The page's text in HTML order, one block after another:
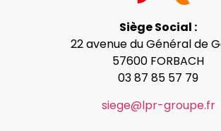
Siège Social :
22 avenue du Général de
57600 FORBACH
03 87 85 57 79
siege@lpr-groupe.fr